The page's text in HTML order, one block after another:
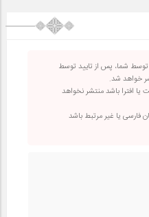
شما، پس از تایید توسط
خواهد شد.
افترا باشد منتشر نخواهد
فارسی یا غیر مرتبط باشد